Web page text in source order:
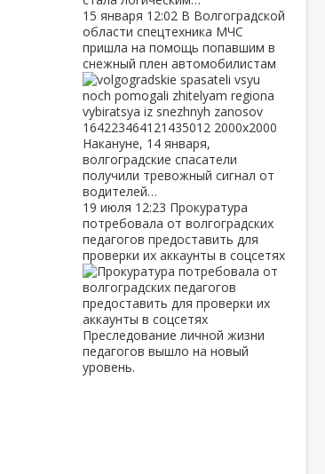
15 января 12:02 В Волгоградской
области спецтехника МЧС
пришла на помощь попавшим в
снежный плен автомобилистам
Накануне, 14 января,
волгоградские спасатели
получили тревожный сигнал от
водителей…
19 июля 12:23 Прокуратура
потребовала от волгоградских
педагогов предоставить для
проверки их аккаунты в соцсетях
Преследование личной жизни
педагогов вышло на новый
уровень.